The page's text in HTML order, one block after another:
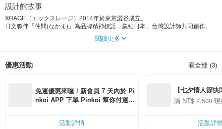
設計館故事
XRAGE（エックスレージ）2014年於東京澀谷成立。
日文夥伴「仲間(なかま)」為品牌精神標語，集結日本、台灣設計師共同創作。
擅長以漢字為設計元素，展現強烈日式風格，以精緻的刺繡技術受到歡迎。
閱讀更多
優惠活動 看全部 (3)
免運優惠來囉！新會員 7 天內於 Pi
nkoi APP 下單 Pinkoi 幫你付運
活動詳情
【七夕情人節
用 APP 購買任
00 現折 NT$100
滿 NT$ 2,500
活動詳